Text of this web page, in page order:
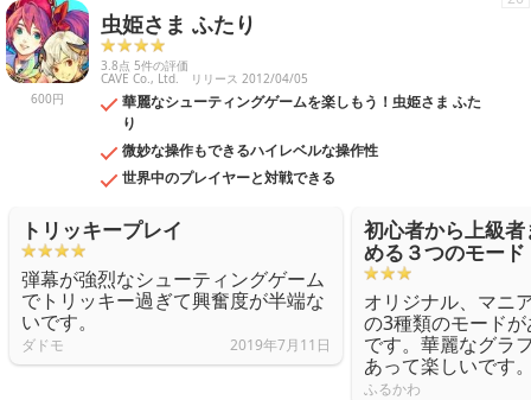
600円
虫姫さま ふたり
3.8点 5件の評価
CAVE Co., Ltd. リリース 2012/04/05
華麗なシューティングゲームを楽しもう！虫姫さま ふた
り
微妙な操作もできるハイレベルな操作性
世界中のプレイヤーと対戦できる
トリッキープレイ
弾幕が強烈なシューティングゲーム
でトリッキー過ぎて興奮度が半端な
いです。
ダドモ 2019年7月11日
初心者から上級
める３つのモード
オリジナル、マニ
の3種類のモード
です。華麗なグラ
あって楽しいです
ふるかわ